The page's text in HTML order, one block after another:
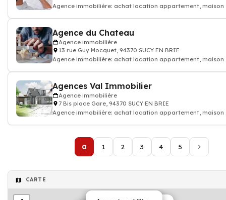
Agence immobilière: achat location appartement, maison
Agence du Chateau
Agence immobilière
13 rue Guy Mocquet, 94370 SUCY EN BRIE
Agence immobilière: achat location appartement, maison
Agences Val Immobilier
Agence immobilière
7 Bis place Gare, 94370 SUCY EN BRIE
Agence immobilière: achat location appartement, maison
0 1 2 3 4 5
CARTE